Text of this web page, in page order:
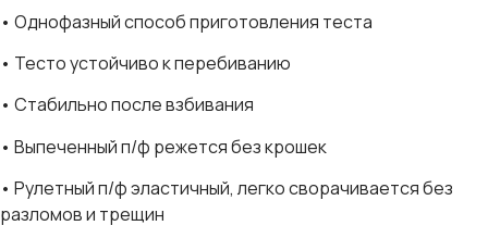
• Однофазный способ приготовления теста
• Тесто устойчиво к перебиванию
• Стабильно после взбивания
• Выпеченный п/ф режется без крошек
• Рулетный п/ф эластичный, легко сворачивается без
разломов и трещин